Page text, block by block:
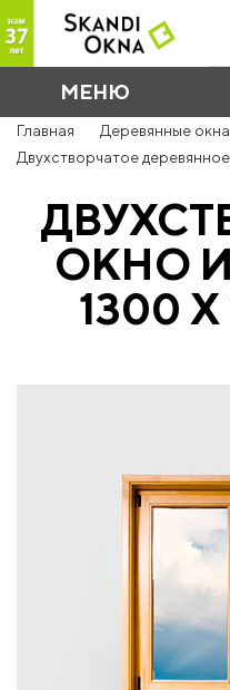
МЕНЮ
Главная Деревянные окна
Двухстворчатое
ОКНО
1300